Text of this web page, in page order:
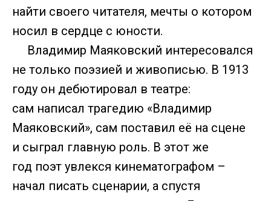
найти своего читателя, мечты о котором
носил в сердце с юности.
Владимир Маяковский интересовался
не только поэзией и живописью. В 1913
году он дебютировал в театре:
сам написал трагедию «Владимир
Маяковский», сам поставил её на сцене
и сыграл главную роль. В этот же
год поэт увлекся кинематографом –
начал писать сценарии, а спустя